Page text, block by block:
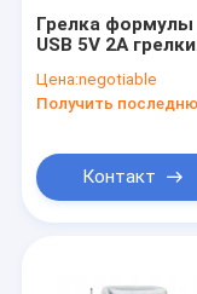
Грелка формулы
USB 5V 2A грелки
перемещения
автомобиля
Цена:negotiable
Контакт